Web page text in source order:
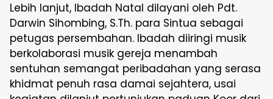
Lebih lanjut, Ibadah Natal dilayani oleh Pdt.
Darwin Sihombing, S.Th. para Sintua sebagai
petugas persembahan. Ibadah diiringi musik
berkolaborasi musik gereja menambah
sentuhan semangat peribadahan yang serasa
khidmat penuh rasa damai sejahtera, usai